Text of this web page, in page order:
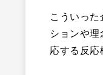
こういっ
ションや
応する反応